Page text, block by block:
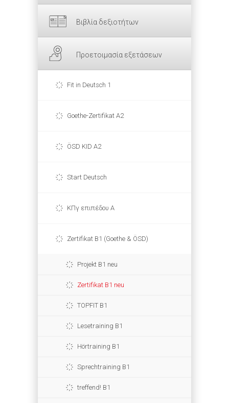
Βιβλία δεξιοτήτων
Προετοιμασία εξετάσεων
Fit in Deutsch 1
Goethe-Zertifikat A2
ÖSD KID A2
Start Deutsch
ΚΠγ επιπέδου Α
Zertifikat B1 (Goethe & ÖSD)
Projekt B1 neu
Zertifikat B1 neu
TOPFIT B1
Lesetraining B1
Hörtraining B1
Sprechtraining B1
treffend! B1